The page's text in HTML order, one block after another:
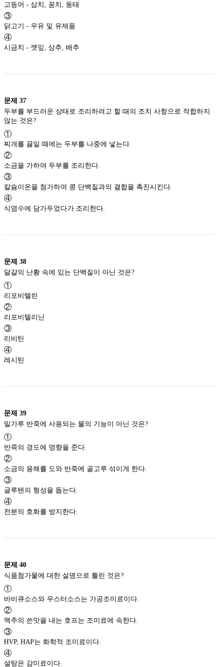
고등어 - 삼치, 꽁치, 동태
③
닭고기 - 우유 및 유제품
④
시금치 - 깻잎, 상추, 배추
문제 37
두부를 부드러운 상태로 조리하려고 할 때의 조치 사항으로 적합하지
않는 것은?
①
찌개를 끓일 때에는 두부를 나중에 넣는다.
②
소금을 가하여 두부를 조리한다.
③
칼슘이온을 첨가하여 콩 단백질과의 결합을 촉진시킨다.
④
식염수에 담가두었다가 조리한다.
문제 38
달걀의 난황 속에 있는 단백질이 아닌 것은?
①
리포비텔린
②
리포비텔리닌
③
리비틴
④
레시틴
문제 39
밀가루 반죽에 사용되는 물의 기능이 아닌 것은?
①
반죽의 경도에 영향을 준다.
②
소금의 용해를 도와 반죽에 골고루 섞이게 한다.
③
글루텐의 형성을 돕는다.
④
전분의 호화를 방지한다.
문제 40
식품첨가물에 대한 설명으로 틀린 것은?
①
바비큐소스와 우스터소스는 가공조미료이다.
②
맥주의 쓴맛을 내는 호프는 조미료에 속한다.
③
HVP, HAP는 화학적 조미료이다.
④
설탕은 감미료이다.